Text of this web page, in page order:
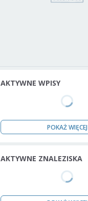
AKTYWNE WPISY
POKAŻ WIĘCEJ
AKTYWNE ZNALEZISKA